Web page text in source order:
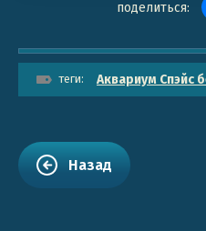
поделиться:
теги: Аквариум Спэйс
Назад